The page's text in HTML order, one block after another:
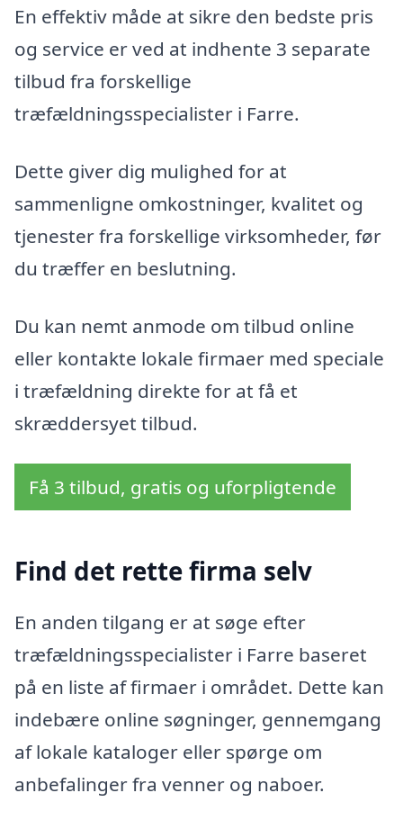
En effektiv måde at sikre den bedste pris
og service er ved at indhente 3 separate
tilbud fra forskellige
træfældningsspecialister i Farre.
Dette giver dig mulighed for at
sammenligne omkostninger, kvalitet og
tjenester fra forskellige virksomheder, før
du træffer en beslutning.
Du kan nemt anmode om tilbud online
eller kontakte lokale firmaer med speciale
i træfældning direkte for at få et
skræddersyet tilbud.
Få 3 tilbud, gratis og uforpligtende
Find det rette firma selv
En anden tilgang er at søge efter
træfældningsspecialister i Farre baseret
på en liste af firmaer i området. Dette kan
indebære online søgninger, gennemgang
af lokale kataloger eller spørge om
anbefalinger fra venner og naboer.